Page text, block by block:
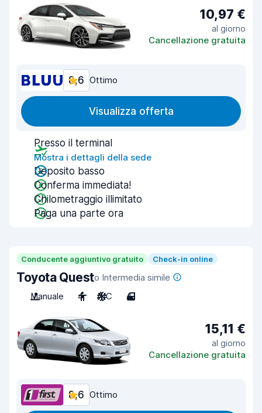
10,97 €
al giorno
Cancellazione gratuita
8,6 Ottimo
Visualizza offerta
Presso il terminal
Mostra i dettagli della sede
Deposito basso
Conferma immediata!
Chilometraggio illimitato
Paga una parte ora
Conducente aggiuntivo gratuito Check-in online
Toyota Questo Intermedia simile
Manuale
4 A/C 4
15,11 €
al giorno
Cancellazione gratuita
8,6 Ottimo